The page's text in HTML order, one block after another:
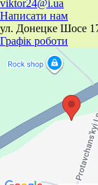
viktor24@i.ua
Написати нам
ул. Донецке Шосе
Графік роботи